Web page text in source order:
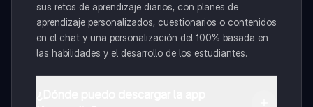
sus retos de aprendizaje diarios, con planes de
aprendizaje personalizados, cuestionarios o contenidos
en el chat y una personalización del 100% basada en
las habilidades y el desarrollo de los estudiantes.